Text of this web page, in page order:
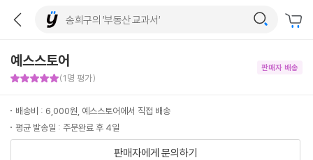
예스스토어
(1명 평가)
판매자 배송
배송비 : 6,000원, 예스스토어에서 직접 배송
평균 발송일 : 주문완료 후 4일
판매자에게 문의하기